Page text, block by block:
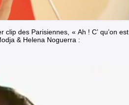
des Parisiennes, « Ah ! C’ qu’on est
& Helena Noguerra :